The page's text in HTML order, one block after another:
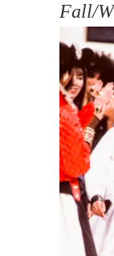
Fall/